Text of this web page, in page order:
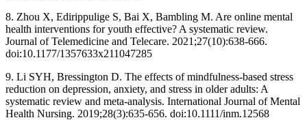
8. Zhou X, Edirippulige S, Bai X, Bambling M. Are online mental
health interventions for youth effective? A systematic review.
Journal of Telemedicine and Telecare. 2021;27(10):638-666.
doi:10.1177/1357633x211047285 ‌
9. Li SYH, Bressington D. The effects of mindfulness‐based stress
reduction on depression, anxiety, and stress in older adults: A
systematic review and meta‐analysis. International Journal of Mental
Health Nursing. 2019;28(3):635-656. doi:10.1111/inm.12568